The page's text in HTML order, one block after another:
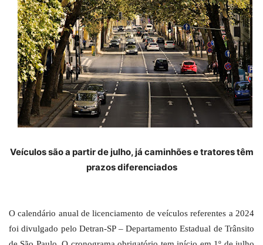
Veículos são a partir de julho, já caminhões e tratores têm
prazos diferenciados
O calendário anual de licenciamento de veículos referentes a 2024
foi divulgado pelo Detran-SP – Departamento Estadual de Trânsito